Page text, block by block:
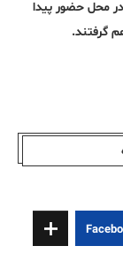
دوبی در محل حضور پیدا
گرفتند.